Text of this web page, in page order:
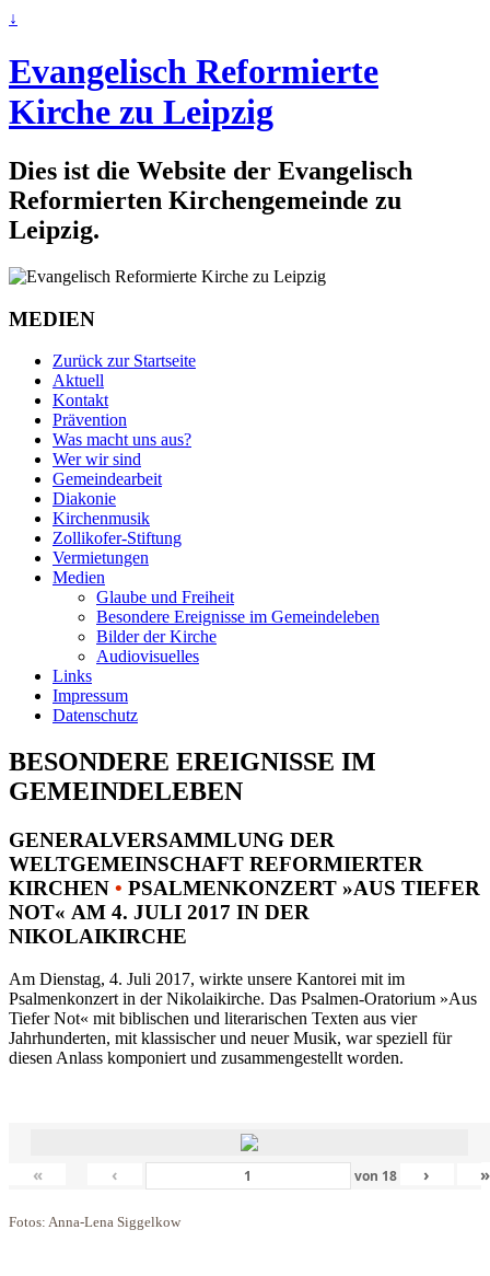
↓
Evangelisch Reformierte
Kirche zu Leipzig
Dies ist die Website der Evangelisch
Reformierten Kirchengemeinde zu
Leipzig.
MEDIEN
Zurück zur Startseite
Aktuell
Kontakt
Prävention
Was macht uns aus?
Wer wir sind
Gemeindearbeit
Diakonie
Kirchenmusik
Zollikofer-Stiftung
Vermietungen
Medien
Glaube und Freiheit
Besondere Ereignisse im Gemeindeleben
Bilder der Kirche
Audiovisuelles
Links
Impressum
Datenschutz
BESONDERE EREIGNISSE IM
GEMEINDELEBEN
GENERALVERSAMMLUNG DER
WELTGEMEINSCHAFT REFORMIERTER
KIRCHEN • PSALMENKONZERT »AUS TIEFER
NOT« AM 4. JULI 2017 IN DER
NIKOLAIKIRCHE
Am Dienstag, 4. Juli 2017, wirkte unsere Kantorei mit im
Psalmenkonzert in der Nikolaikirche. Das Psalmen-Oratorium »Aus
Tiefer Not« mit biblischen und literarischen Texten aus vier
Jahrhunderten, mit klassischer und neuer Musik, war speziell für
diesen Anlass komponiert und zusammengestellt worden.
« ‹ von 18 › »
Fotos: Anna-Lena Siggelkow